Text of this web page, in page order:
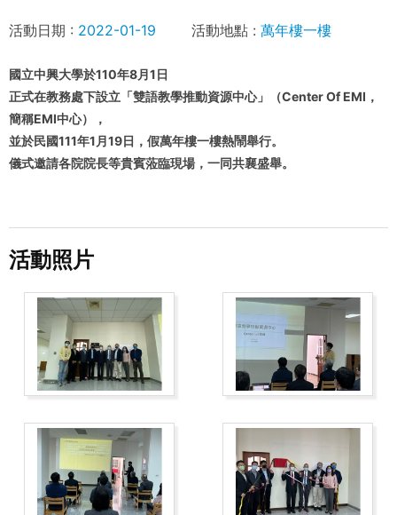
活動日期 : 2022-01-19 活動地點 : 萬年樓一樓
國立中興大學於110年8月1日
正式在教務處下設立「雙語教學推動資源中心」（Center Of EMI，
簡稱EMI中心），
並於民國111年1月19日，假萬年樓一樓熱鬧舉行。
儀式邀請各院院長等貴賓蒞臨現場，一同共襄盛舉。
活動照片